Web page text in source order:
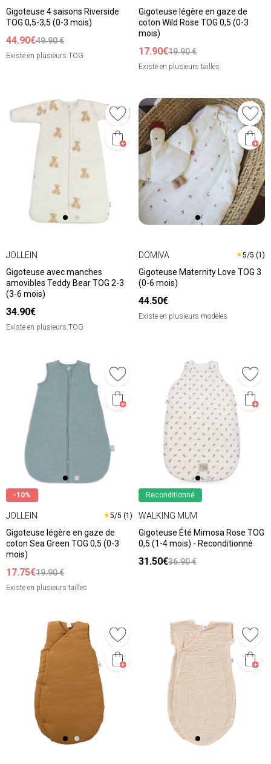
Gigoteuse 4 saisons Riverside
TOG 0,5-3,5 (0-3 mois)
44.90€49.90 €
Existe en plusieurs TOG
Gigoteuse légère en gaze de
coton Wild Rose TOG 0,5 (0-3
mois)
17.90€19.90 €
Existe en plusieurs tailles
JOLLEIN
Gigoteuse avec manches
amovibles Teddy Bear TOG 2-3
(3-6 mois)
34.90€
Existe en plusieurs TOG
DOMIVA ★5/5 (1)
Gigoteuse Maternity Love TOG 3
(0-6 mois)
44.50€
Existe en plusieurs modèles
-10%
JOLLEIN ★5/5 (1)
Gigoteuse légère en gaze de
coton Sea Green TOG 0,5 (0-3
mois)
17.75€19.90 €
Existe en plusieurs tailles
Reconditionné
WALKING MUM
Gigoteuse Été Mimosa Rose TOG
0,5 (1-4 mois) - Reconditionné
31.50€36.90 €